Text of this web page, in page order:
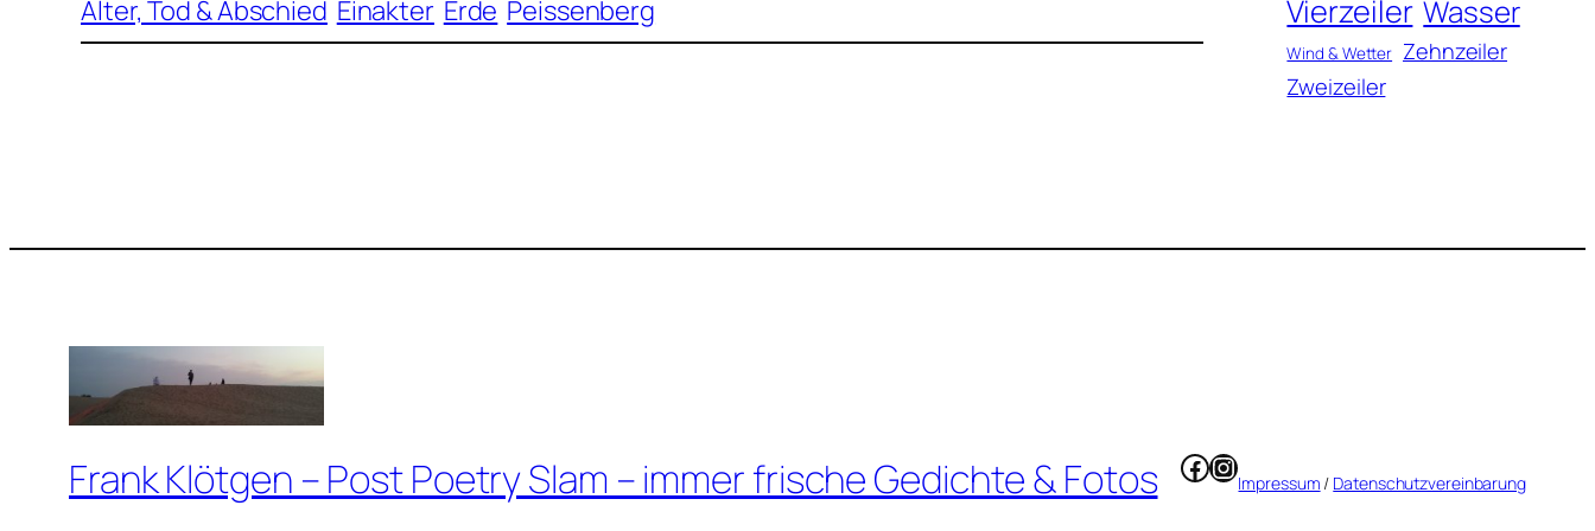
Alter, Tod & Abschied Einakter Erde Peissenberg Vierzeiler Wasser
Wind & Wetter Zehnzeiler
Zweizeiler
Frank Klötgen – Post Poetry Slam – immer frische Gedichte & Fotos Facebook
Instagram
Impressum / Datenschutzvereinbarung